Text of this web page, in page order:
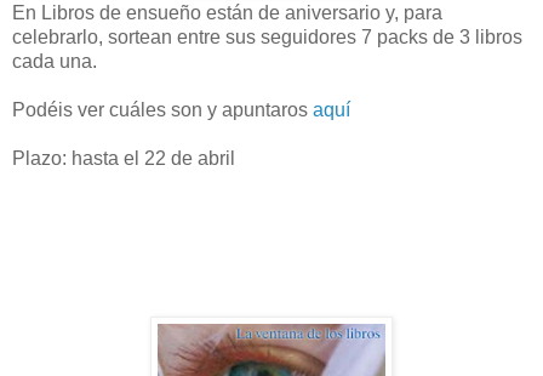
En Libros de ensueño están de aniversario y, para
celebrarlo, sortean entre sus seguidores 7 packs de 3 libros
cada una.
Podéis ver cuáles son y apuntaros aquí
Plazo: hasta el 22 de abril